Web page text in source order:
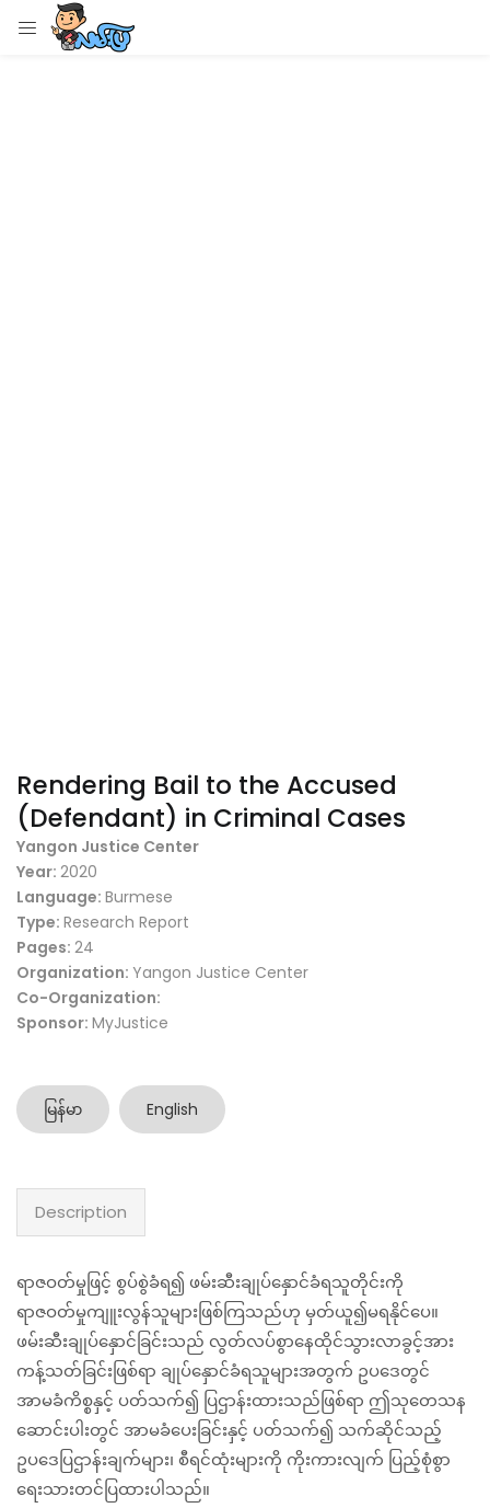
Rendering Bail to the Accused
(Defendant) in Criminal Cases
Yangon Justice Center
Year: 2020
Language: Burmese
Type: Research Report
Pages: 24
Organization: Yangon Justice Center
Co-Organization:
Sponsor: MyJustice
မြန်မာ English
Description
ရာဇဝတ်မှုဖြင့် စွပ်စွဲခံရ၍ ဖမ်းဆီးချုပ်နှောင်ခံရသူတိုင်းကို
ရာဇဝတ်မှုကျူးလွန်သူများဖြစ်ကြသည်ဟု မှတ်ယူ၍မရနိုင်ပေ။
ဖမ်းဆီးချုပ်နှောင်ခြင်းသည် လွတ်လပ်စွာနေထိုင်သွားလာခွင့်အား
ကန့်သတ်ခြင်းဖြစ်ရာ ချုပ်နှောင်ခံရသူများအတွက် ဥပဒေတွင်
အာမခံကိစ္စနှင့် ပတ်သက်၍ ပြဌာန်းထားသည်ဖြစ်ရာ ဤသုတေသန
ဆောင်းပါးတွင် အာမခံပေးခြင်းနှင့် ပတ်သက်၍ သက်ဆိုင်သည့်
ဥပဒေပြဌာန်းချက်များ၊ စီရင်ထုံးများကို ကိုးကားလျက် ပြည့်စုံစွာ
ရေးသားတင်ပြထားပါသည်။
LOGIN